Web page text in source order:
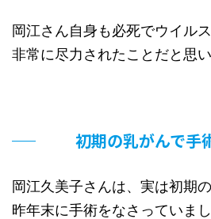
岡江さん自身も必死でウイル
非常に尽力されたことだと思い
初期の乳がんで手
岡江久美子さんは、実は初期
昨年末に手術をなさっていまし